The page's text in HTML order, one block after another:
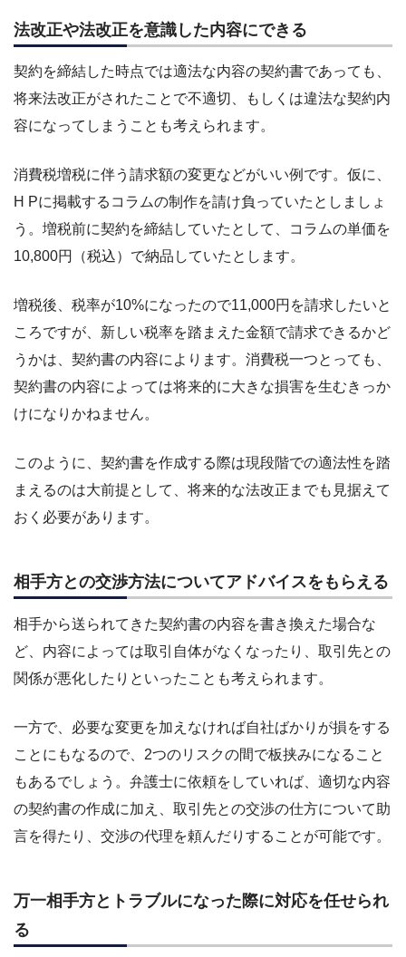
法改正や法改正を意識した内容にできる
契約を締結した時点では適法な内容の契約書であっても、
将来法改正がされたことで不適切、もしくは違法な契約内
容になってしまうことも考えられます。
消費税増税に伴う請求額の変更などがいい例です。仮に、
H Pに掲載するコラムの制作を請け負っていたとしましょ
う。増税前に契約を締結していたとして、コラムの単価を
10,800円（税込）で納品していたとします。
増税後、税率が10%になったので11,000円を請求したいと
ころですが、新しい税率を踏まえた金額で請求できるかど
うかは、契約書の内容によります。消費税一つとっても、
契約書の内容によっては将来的に大きな損害を生むきっか
けになりかねません。
このように、契約書を作成する際は現段階での適法性を踏
まえるのは大前提として、将来的な法改正までも見据えて
おく必要があります。
相手方との交渉方法についてアドバイスをもらえる
相手から送られてきた契約書の内容を書き換えた場合な
ど、内容によっては取引自体がなくなったり、取引先との
関係が悪化したりといったことも考えられます。
一方で、必要な変更を加えなければ自社ばかりが損をする
ことにもなるので、2つのリスクの間で板挟みになること
もあるでしょう。弁護士に依頼をしていれば、適切な内容
の契約書の作成に加え、取引先との交渉の仕方について助
言を得たり、交渉の代理を頼んだりすることが可能です。
万一相手方とトラブルになった際に対応を任せられ
る